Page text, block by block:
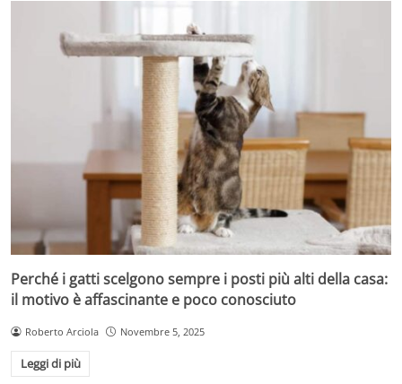
Perché i gatti scelgono sempre i posti più alti della casa:
il motivo è affascinante e poco conosciuto
Roberto Arciola Novembre 5, 2025
Leggi di più